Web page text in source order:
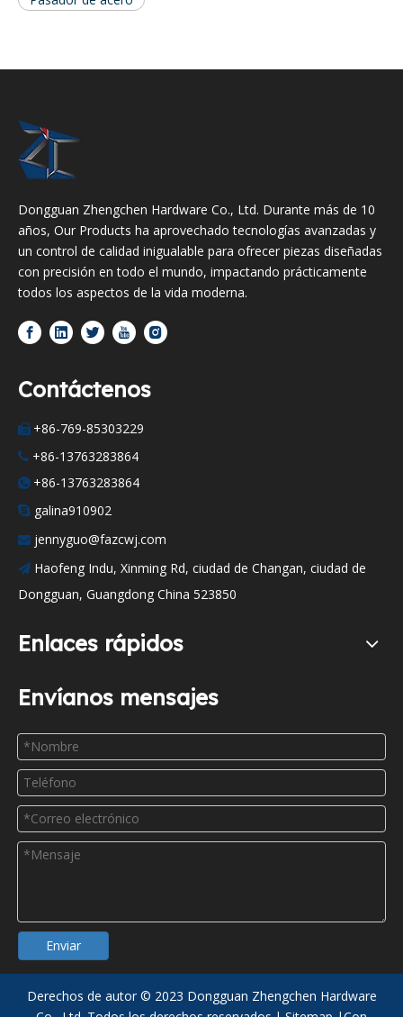
Dongguan Zhengchen Hardware Co., Ltd. Durante más de 10
años, Our Products ha aprovechado tecnologías avanzadas y
un control de calidad inigualable para ofrecer piezas diseñadas
con precisión en todo el mundo, impactando prácticamente
todos los aspectos de la vida moderna.
Contáctenos
 +86-769-85303229
 +86-13763283864
 +86-13763283864
 galina910902
 jennyguo@fazcwj.com
 Haofeng Indu, Xinming Rd, ciudad de Changan, ciudad de
Dongguan, Guangdong China 523850
Enlaces rápidos
Envíanos mensajes
Enviar
Derechos de autor © 2023 Dongguan Zhengchen Hardware